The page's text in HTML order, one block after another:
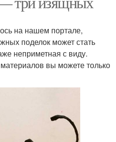
на нашем портале,
поделок может стать
неприметная с виду.
вы можете только